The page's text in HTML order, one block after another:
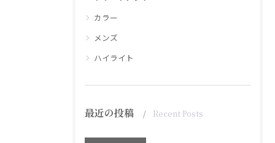
カラー
メンズ
ハイライト
最近の投稿 Recent Posts